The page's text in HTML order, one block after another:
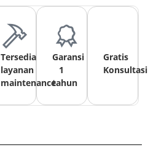
Tersedia
layanan
maintenance
Garansi
1
tahun
Gratis
Konsultasi